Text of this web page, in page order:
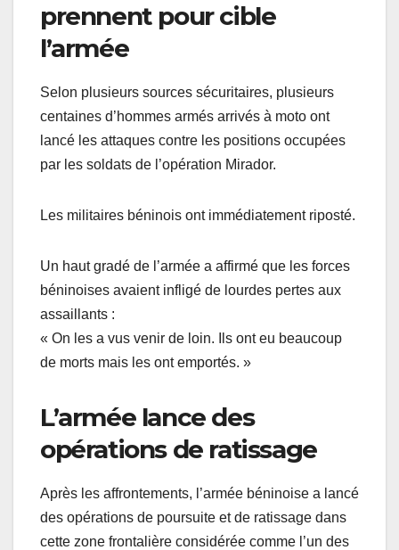
prennent pour cible
l’armée
Selon plusieurs sources sécuritaires, plusieurs
centaines d’hommes armés arrivés à moto ont
lancé les attaques contre les positions occupées
par les soldats de l’opération Mirador.
Les militaires béninois ont immédiatement riposté.
Un haut gradé de l’armée a affirmé que les forces
béninoises avaient infligé de lourdes pertes aux
assaillants :
« On les a vus venir de loin. Ils ont eu beaucoup
de morts mais les ont emportés. »
L’armée lance des
opérations de ratissage
Après les affrontements, l’armée béninoise a lancé
des opérations de poursuite et de ratissage dans
cette zone frontalière considérée comme l’un des